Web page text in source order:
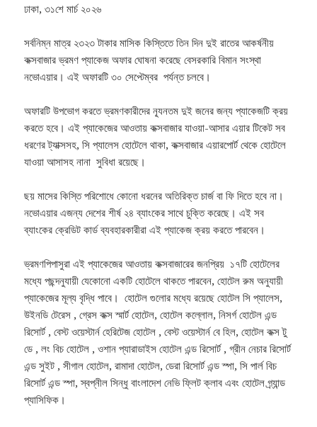
ঢাকা, ৩১শে মার্চ ২০২৬
সর্বনিম্ন মাত্র ২৩২৩ টাকার মাসিক কিস্তিতে তিন দিন দুই রাতের আকর্ষনীয়
কক্সবাজার ভ্রমণ প্যাকেজ অফার ঘোষনা করেছে বেসরকারি বিমান সংস্থা
নভোএয়ার। এই অফারটি ৩০ সেপ্টেম্বর পর্যন্ত চলবে।
অফারটি উপভোগ করতে ভ্রমণকারীদের ন্যূনতম দুই জনের জন্য প্যাকেজটি ক্রয়
করতে হবে। এই প্যাকেজের আওতায় কক্সবাজার যাওয়া-আসার এয়ার টিকেট সব
ধরণের ট্যাক্সসহ, সি প্যালেস হোটেলে থাকা, কক্সবাজার এয়ারপোর্ট থেকে হোটেলে
যাওয়া আসাসহ নানা সুবিধা রয়েছে।
ছয় মাসের কিস্তি পরিশোধে কোনো ধরনের অতিরিক্ত চার্জ বা ফি দিতে হবে না।
নভোএয়ার এজন্য দেশের শীর্ষ ২৪ ব্যাংকের সাথে চুক্তি করেছে। এই সব
ব্যাংকের ক্রেডিট কার্ড ব্যবহারকারীরা এই প্যাকেজ ক্রয় করতে পারবেন।
ভ্রমণপিপাসুরা এই প্যাকেজের আওতায় কক্সবাজারের জনপ্রিয় ১৭টি হোটেলের
মধ্যে পছন্দনুযায়ী যেকোনো একটি হোটেলে থাকতে পারবেন, হোটেল রুম অনুযায়ী
প্যাকেজের মূল্য বৃদ্ধি পাবে। হোটেল গুলোর মধ্যে রয়েছে হোটেল সি প্যালেস,
উইনডি টেরেস , গ্রেস কক্স স্মার্ট হোটেল, হোটেল কল্লোল, নিসর্গ হোটেল এন্ড
রিসোর্ট , বেস্ট ওয়েস্টার্ন হেরিটেজ হোটেল , বেস্ট ওয়েস্টার্ন বে হিল, হোটেল কক্স টু
ডে , লং বিচ হোটেল , ওশান প্যারাডাইস হোটেল এন্ড রিসোর্ট , গ্রীন নেচার রিসোর্ট
এন্ড সুইট , সীগাল হোটেল, রামাদা হোটেল, ডেরা রিসোর্ট এন্ড স্পা, সি পার্ল বিচ
রিসোর্ট এন্ড স্পা, স্বপ্নীল সিন্ধু বাংলাদেশ নেভি ফ্লিট ক্লাব এবং হোটেল গ্র্যান্ড
প্যাসিফিক।